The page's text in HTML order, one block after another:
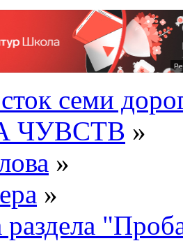
семи
ЧУВСТВ »
»
»